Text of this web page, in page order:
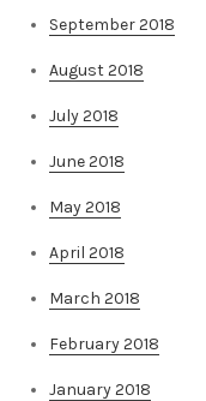
September 2018
August 2018
July 2018
June 2018
May 2018
April 2018
March 2018
February 2018
January 2018